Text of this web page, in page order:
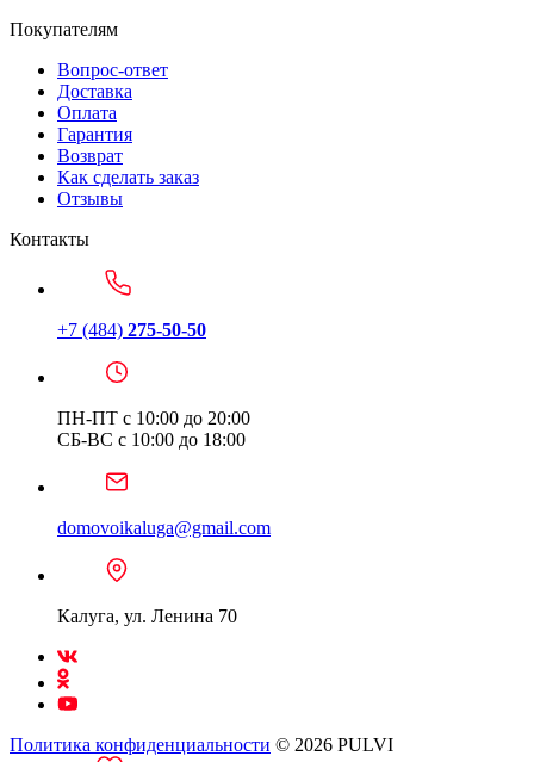
Покупателям
Вопрос-ответ
Доставка
Оплата
Гарантия
Возврат
Как сделать заказ
Отзывы
Контакты
+7 (484) 275-50-50
ПН-ПТ с 10:00 до 20:00
СБ-ВС с 10:00 до 18:00
domovoikaluga@gmail.com
Калуга, ул. Ленина 70
Политика конфиденциальности © 2026 PULVI